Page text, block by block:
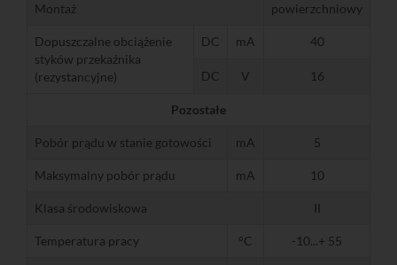
Montaż powierzchniowy
Dopuszczalne obciążenie
styków przekaźnika
(rezystancyjne)
DC mA 40
DC V 16
Pozostałe
Pobór prądu w stanie gotowości mA 5
Maksymalny pobór prądu mA 10
Klasa środowiskowa II
Temperatura pracy °C -10...+ 55